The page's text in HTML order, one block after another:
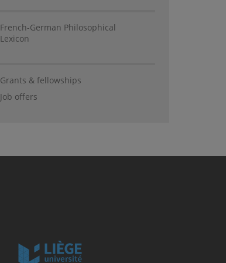
French-German Philosophical
Lexicon
Grants & fellowships
Job offers